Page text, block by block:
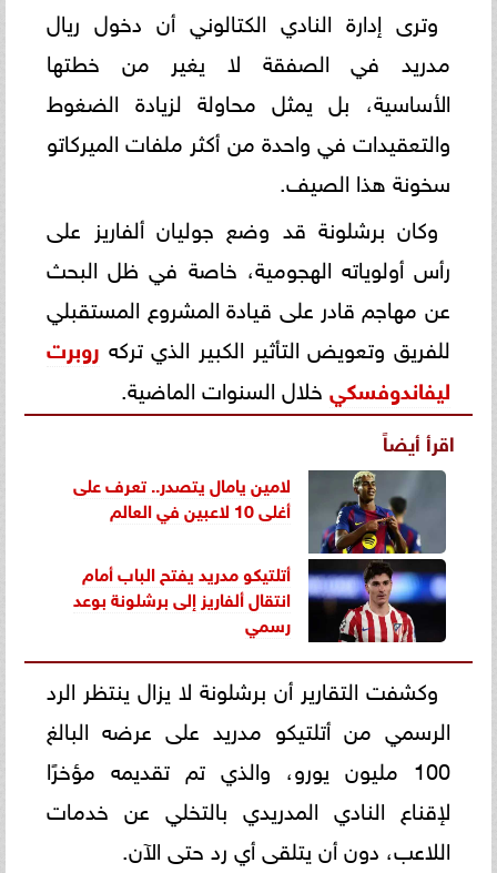
وترى إدارة النادي الكتالوني أن دخول ريال
مدريد في الصفقة لا يغير من خطتها
الأساسية، بل يمثل محاولة لزيادة الضغوط
والتعقيدات في واحدة من أكثر ملفات الميركاتو
سخونة هذا الصيف.
وكان برشلونة قد وضع جوليان ألفاريز على
رأس أولوياته الهجومية، خاصة في ظل البحث
عن مهاجم قادر على قيادة المشروع المستقبلي
للفريق وتعويض التأثير الكبير الذي تركه روبرت
ليفاندوفسكي خلال السنوات الماضية.
اقرأ أيضاً
لامين يامال يتصدر.. تعرف على
أغلى 10 لاعبين في العالم
أتلتيكو مدريد يفتح الباب أمام
انتقال ألفاريز إلى برشلونة بوعد
رسمي
وكشفت التقارير أن برشلونة لا يزال ينتظر الرد
الرسمي من أتلتيكو مدريد على عرضه البالغ
100 مليون يورو، والذي تم تقديمه مؤخرًا
لإقناع النادي المدريدي بالتخلي عن خدمات
اللاعب، دون أن يتلقى أي رد حتى الآن.